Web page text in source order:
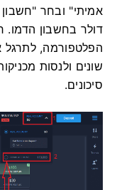
דולר בחשבון הדמו.
הפלטפורמה, לתרגל
שונים ולנסות
סיכונים.